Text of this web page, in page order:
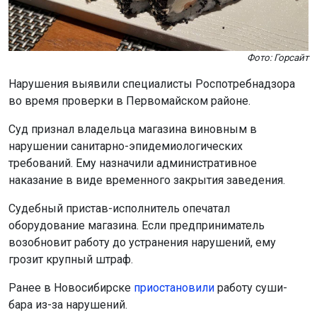
Фото: Горсайт
Нарушения выявили специалисты Роспотребнадзора
во время проверки в Первомайском районе.
Суд признал владельца магазина виновным в
нарушении санитарно-эпидемиологических
требований. Ему назначили административное
наказание в виде временного закрытия заведения.
Судебный пристав-исполнитель опечатал
оборудование магазина. Если предприниматель
возобновит работу до устранения нарушений, ему
грозит крупный штраф.
Ранее в Новосибирске приостановили работу суши-
бара из-за нарушений.